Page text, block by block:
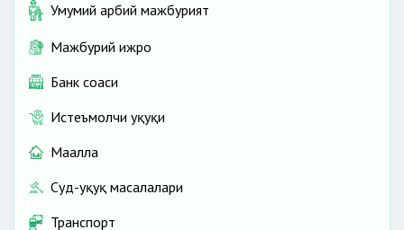
Умумий ҳарбий мажбурият
Мажбурий ижро
Банк соҳаси
Истеъмолчи ҳуқуқи
Маҳалла
Суд-ҳуқуқ масалалари
Транспорт